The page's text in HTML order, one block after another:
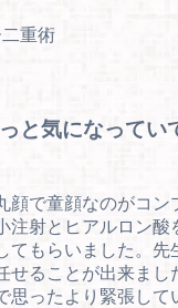
重術
と気になってい
顔で童顔なのがコン
注射とヒアルロン酸
てもらいました。先
せることが出来まし
思ったより緊張して